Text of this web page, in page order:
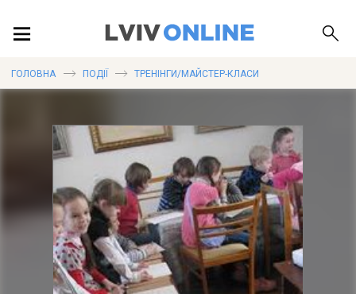
ПУБЛІКАЦІЇ
ДОВІДКА
ГОЛОВНА ПОДІЇ ТРЕНІНГИ/МАЙСТЕР-КЛАСИ